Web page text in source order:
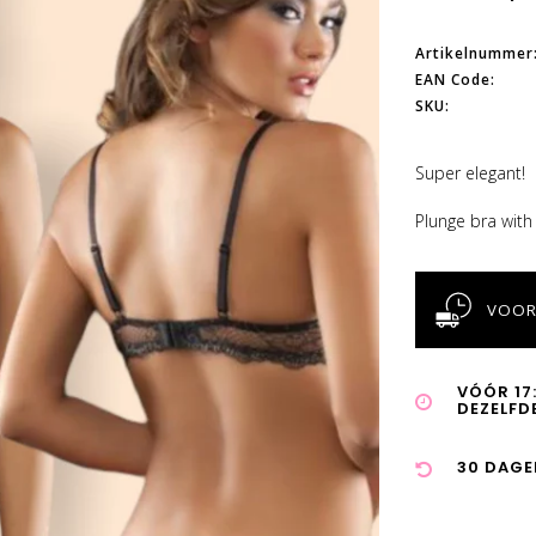
EAN Code:
SKU:
Super elegant!
Plunge bra
VÓÓR
30